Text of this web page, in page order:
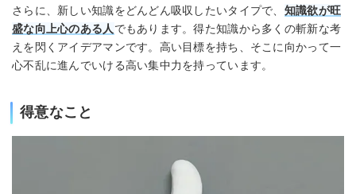
さらに、新しい知識をどんどん吸収したいタイプで、 知識欲が旺
盛な向上心のある人 でもあります。得た知識から多くの斬新な考
えを閃くアイデアマンです。高い目標を持ち、そこに向かって一
心不乱に進んでいける高い集中力を持っています。
得意なこと